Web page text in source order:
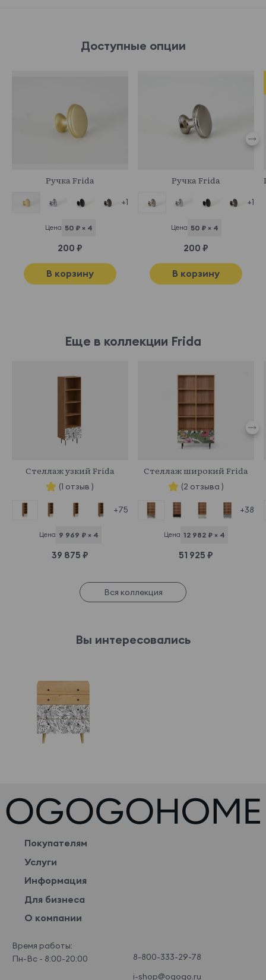
Доступные опции
Ручка Frida
+1
Цена 50 ₽ × 4
200 ₽
В корзину
Ручка Frida
+1
Цена 50 ₽ × 4
200 ₽
В корзину
Еще в коллекции Frida
Стеллаж узкий Frida
(1 отзыв )
+75
Цена 9 969 ₽ × 4
39 875 ₽
Стеллаж широкий Frida
(2 отзыва )
+38
Цена 12 982 ₽ × 4
51 925 ₽
Вся коллекция
Вы интересовались
Покупателям
Услуги
Информация
Для бизнеса
О компании
Время работы:
Пн-Вс - 8:00-20:00
8-800-333-29-78
i-shop@ogogo.ru